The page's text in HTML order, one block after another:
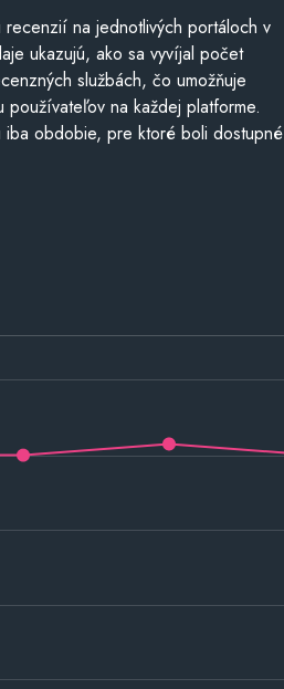
na jednotlivých portáloch v
ukazujú, ako sa vyvíjal počet
službách, čo umožňuje
na každej platforme.
iba obdobie, pre ktoré boli dostupné